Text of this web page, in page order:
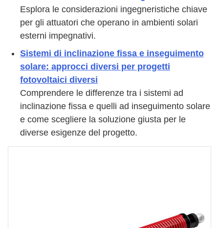
Esplora le considerazioni ingegneristiche chiave
per gli attuatori che operano in ambienti solari
esterni impegnativi.
Sistemi di inclinazione fissa e inseguimento
solare: approcci diversi per progetti
fotovoltaici diversi
Comprendere le differenze tra i sistemi ad
inclinazione fissa e quelli ad inseguimento solare
e come scegliere la soluzione giusta per le
diverse esigenze del progetto.